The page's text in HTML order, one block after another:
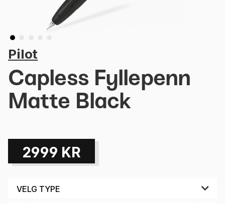
Pilot
Capless Fyllepenn
Matte Black
2999 KR